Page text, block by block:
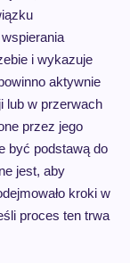
i wykazuje
aktywnie
lub w przerwach
przez jego
być podstawą do
jest, aby
kroki w
proces ten trwa